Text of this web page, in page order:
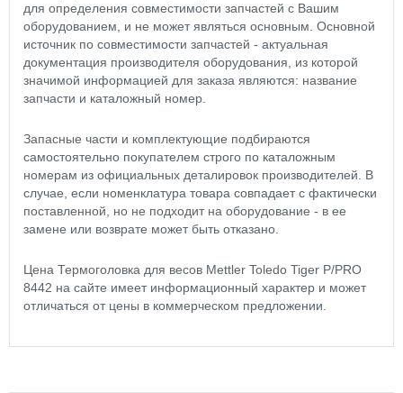
для определения совместимости запчастей с Вашим
оборудованием, и не может являться основным. Основной
источник по совместимости запчастей - актуальная
документация производителя оборудования, из которой
значимой информацией для заказа являются: название
запчасти и каталожный номер.
Запасные части и комплектующие подбираются
самостоятельно покупателем строго по каталожным
номерам из официальных деталировок производителей. В
случае, если номенклатура товара совпадает с фактически
поставленной, но не подходит на оборудование - в ее
замене или возврате может быть отказано.
Цена Термоголовка для весов Mettler Toledo Tiger P/PRO
8442 на сайте имеет информационный характер и может
отличаться от цены в коммерческом предложении.